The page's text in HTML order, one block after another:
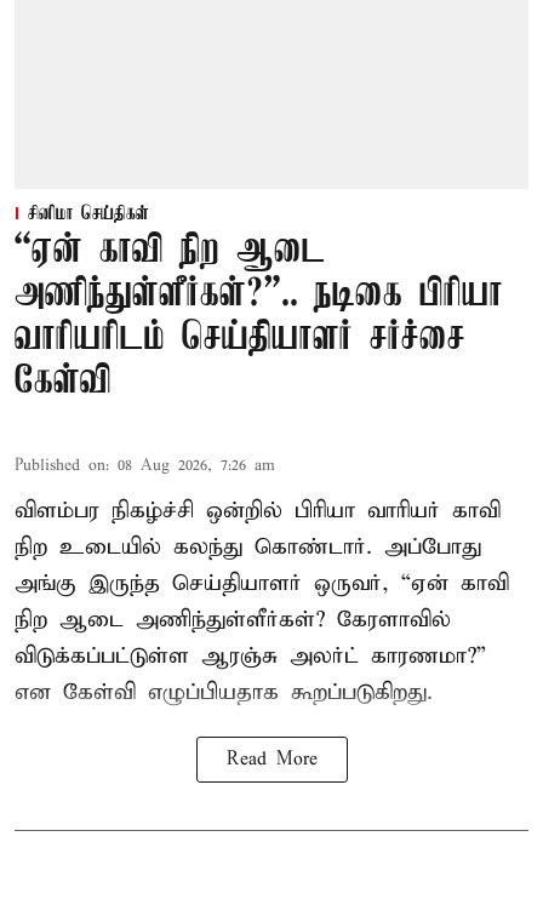
சினிமா செய்திகள்
“ஏன் காவி நிற ஆடை
அணிந்துள்ளீர்கள்?”.. நடிகை பிரியா
வாரியரிடம் செய்தியாளர் சர்ச்சை
கேள்வி
Published on: 08 Aug 2026, 7:26 am
விளம்பர நிகழ்ச்சி ஒன்றில் பிரியா வாரியர் காவி
நிற உடையில் கலந்து கொண்டார். அப்போது
அங்கு இருந்த செய்தியாளர் ஒருவர், “ஏன் காவி
நிற ஆடை அணிந்துள்ளீர்கள்? கேரளாவில்
விடுக்கப்பட்டுள்ள ஆரஞ்சு அலர்ட் காரணமா?”
என கேள்வி எழுப்பியதாக கூறப்படுகிறது.
Read More